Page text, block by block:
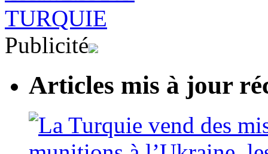
Publicité
Articles mis à jour